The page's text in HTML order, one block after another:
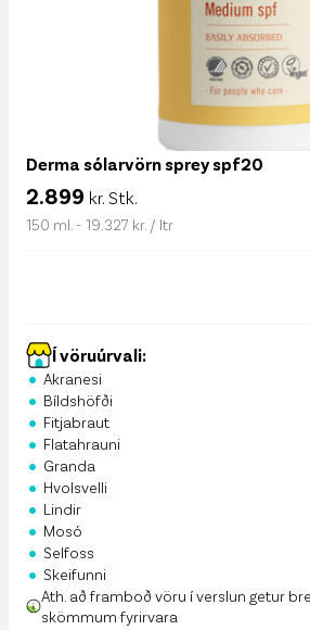
Derma sólarvörn sprey spf20
2.899 kr. Stk.
150 ml. - 19.327 kr. / ltr
Í vöruúrvali:
• Akranesi
• Bíldshöfði
• Fitjabraut
• Flatahrauni
• Granda
• Hvolsvelli
• Lindir
• Mosó
• Selfoss
• Skeifunni
Ath. að framboð vöru í verslun getur
skömmum fyrirvara